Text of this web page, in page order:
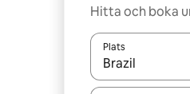
Hitta och boka
Plats
När resultaten